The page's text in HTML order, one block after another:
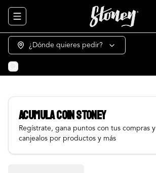
Abrir menu de navegación
¿Dónde quieres pedir?
AcumulaCOIN STONEY
Regístrate, gana puntos con tus compras y
canjealos por productos y más